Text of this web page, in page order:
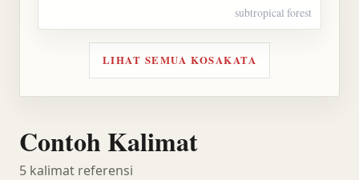
subtropical forest
LIHAT SEMUA KOSAKATA
Contoh Kalimat
5 kalimat referensi